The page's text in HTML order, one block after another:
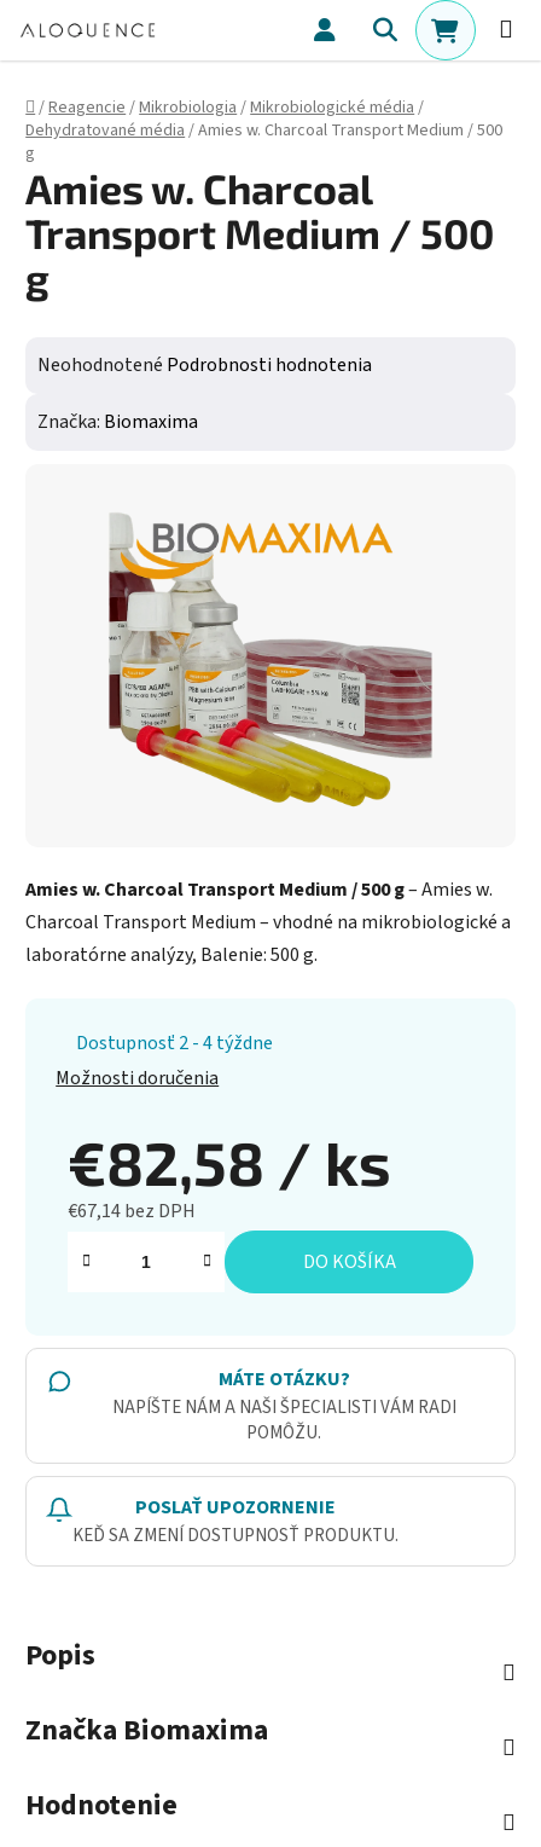
Hľadať
Domov
/Reagencie/Mikrobiologia/Mikrobiologické média/
Dehydratované média/Amies w. Charcoal Transport Medium / 500
g
Amies w. Charcoal Transport Medium / 500 g– Amies w.
Charcoal Transport Medium – vhodné na mikrobiologické a
laboratórne analýzy, Balenie: 500 g.
Dostupnosť 2 - 4 týždne
Možnosti doručenia
€82,58 / ks
€67,14 bez DPH
Jednotková cena:
DO KOŠÍKA
MÁTE OTÁZKU?
NAPÍŠTE NÁM A NAŠI ŠPECIALISTI VÁM RADI
POMÔŽU.
POSLAŤ UPOZORNENIE
KEĎ SA ZMENÍ DOSTUPNOSŤ PRODUKTU.
Amies w. Charcoal
Transport Medium / 500
g
Priemerné hodnotenie produktu je 0,0 z 5 hviezdičiek.
Neohodnotené Podrobnosti hodnotenia
Značka: Biomaxima
Popis
Značka Biomaxima
Hodnotenie